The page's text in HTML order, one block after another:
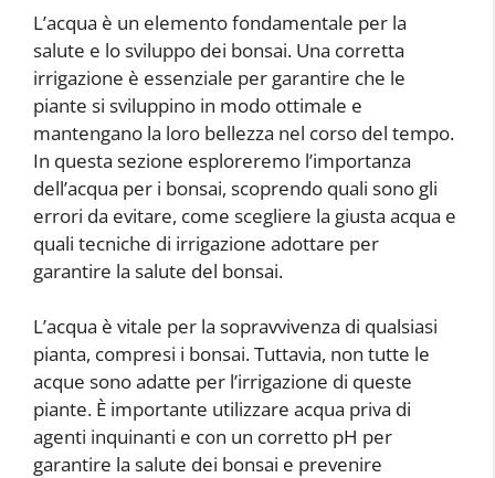
L’acqua è un elemento fondamentale per la
salute e lo sviluppo dei bonsai. Una corretta
irrigazione è essenziale per garantire che le
piante si sviluppino in modo ottimale e
mantengano la loro bellezza nel corso del tempo.
In questa sezione esploreremo l’importanza
dell’acqua per i bonsai, scoprendo quali sono gli
errori da evitare, come scegliere la giusta acqua e
quali tecniche di irrigazione adottare per
garantire la salute del bonsai.
L’acqua è vitale per la sopravvivenza di qualsiasi
pianta, compresi i bonsai. Tuttavia, non tutte le
acque sono adatte per l’irrigazione di queste
piante. È importante utilizzare acqua priva di
agenti inquinanti e con un corretto pH per
garantire la salute dei bonsai e prevenire